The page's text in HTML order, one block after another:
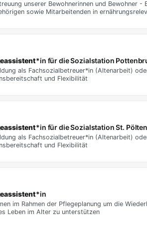
unserer Bewohnerinnen und Bewohner
sowie Mitarbeitenden in
*in für die Sozialstation
als Fachsozialbetreuer*in (Altenarbeit)
und Flexibilität
*in für die Sozialstation St. Pölten
als Fachsozialbetreuer*in (Altenarbeit)
und Flexibilität
*in
im Rahmen der Pflegeplanung um die
Leben im Alter zu unterstützen